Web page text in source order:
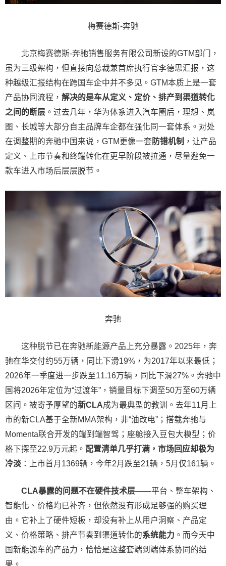
梅赛德斯-奔驰
北京梅赛德斯-奔驰销售服务有限公司新设的GTM部门，
虽为三级架构，但直接向总裁兼首席执行官李德思汇报，这
种越级汇报结构在跨国车企中并不多见。GTM本质上是一套
产品协同流程， 解决的是车从定义、定价、排产到渠道转化
之间的断层 。过去几年，华为体系进入汽车圈后，理想、岚
图、长城等大部分自主品牌车企都在强化同一套体系。对处
在调整期的奔驰中国来说，GTM更像一套 防错机制 ，让产品
定义、上市节奏和终端转化在更早阶段被拉通，尽量避免一
款车进入市场后层层脱节。
奔驰
这种脱节已在奔驰新能源产品上充分暴露。2025年，奔
驰在华交付约55万辆，同比下滑19%，为2017年以来最低；
2026年一季度进一步跌至11.16万辆，同比下滑27%。奔驰中
国将2026年定位为“过渡年”，销量目标下调至50万至60万辆
区间。被寄予厚望的新CLA成为最典型的教训。去年11月上
市的新CLA基于全新MMA架构，非“油改电”；搭载奔驰与
Momenta联合开发的端到端智驾；座舱接入豆包大模型；价
格下探至22.9万元起。 配置清单几乎打满，市场回应却极为
冷淡 ：上市首月1369辆，今年2月跌至21辆，5月仅161辆。
CLA暴露的问题不在硬件技术层——平台、整车架构、
智能化、价格均已补齐，但依然没有形成足够强的购买理
由。它补上了硬件短板，却没有补上从用户洞察、产品定
义、价格策略、排产节奏到渠道转化的系统能力 。而今天中
国新能源车的产品力，恰恰是这整套端到端体系协同的结